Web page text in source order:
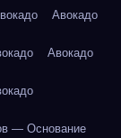
Авокадо
Авокадо
— Основание